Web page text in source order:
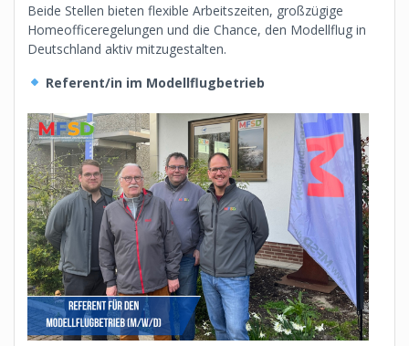
Beide Stellen bieten flexible Arbeitszeiten, großzügige
Homeofficeregelungen und die Chance, den Modellflug in
Deutschland aktiv mitzugestalten.
Referent/in im Modellflugbetrieb